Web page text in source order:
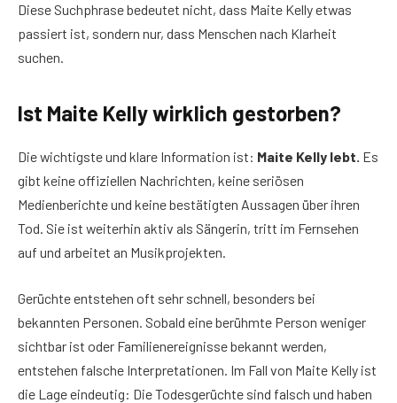
Diese Suchphrase bedeutet nicht, dass Maite Kelly etwas
passiert ist, sondern nur, dass Menschen nach Klarheit
suchen.
Ist Maite Kelly wirklich gestorben?
Die wichtigste und klare Information ist: Maite Kelly lebt. Es
gibt keine offiziellen Nachrichten, keine seriösen
Medienberichte und keine bestätigten Aussagen über ihren
Tod. Sie ist weiterhin aktiv als Sängerin, tritt im Fernsehen
auf und arbeitet an Musikprojekten.
Gerüchte entstehen oft sehr schnell, besonders bei
bekannten Personen. Sobald eine berühmte Person weniger
sichtbar ist oder Familienereignisse bekannt werden,
entstehen falsche Interpretationen. Im Fall von Maite Kelly ist
die Lage eindeutig: Die Todesgerüchte sind falsch und haben